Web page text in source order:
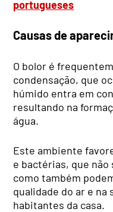
portugueses
Causas de
O bolor é
condensação, que
húmido entra em
resultando na
água.
Este ambiente
e bactérias, que
como também
qualidade do ar e
habitantes da casa.